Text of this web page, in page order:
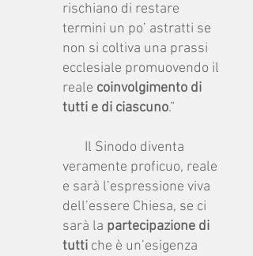
rischiano di restare
termini un po’ astratti se
non si coltiva una prassi
ecclesiale promuovendo il
reale coinvolgimento di
tutti e di ciascuno.”
Il Sinodo diventa
veramente proficuo, reale
e sarà l’espressione viva
dell’essere Chiesa, se ci
sarà la partecipazione di
tutti che è un’esigenza